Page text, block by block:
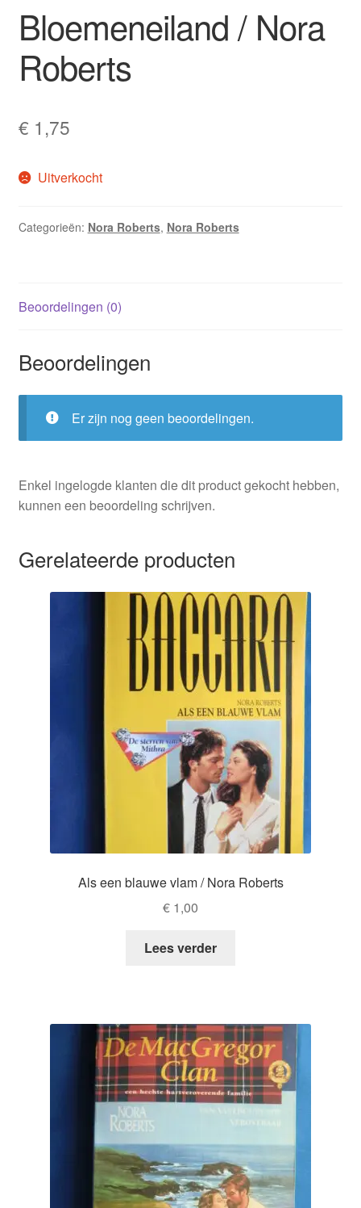
Bloemeneiland / Nora
Roberts
€ 1,75
Uitverkocht
Categorieën: Nora Roberts, Nora Roberts
Beoordelingen (0)
Beoordelingen
Er zijn nog geen beoordelingen.
Enkel ingelogde klanten die dit product gekocht hebben,
kunnen een beoordeling schrijven.
Gerelateerde producten
Als een blauwe vlam / Nora Roberts
€ 1,00
Lees verder